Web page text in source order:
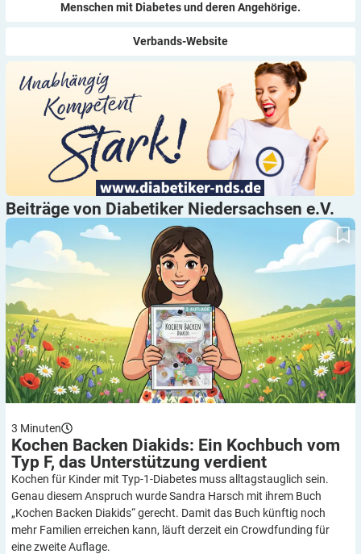
Menschen mit Diabetes und deren Angehörige.
Verbands-Website
Beiträge von Diabetiker Niedersachsen e.V.
Kochen Backen Diakids: Ein Kochbuch vom Typ F, das
Unterstützung verdient
3 Minuten
Kochen Backen Diakids: Ein Kochbuch vom
Typ F, das Unterstützung verdient
Kochen für Kinder mit Typ-1-Diabetes muss alltagstauglich sein.
Genau diesem Anspruch wurde Sandra Harsch mit ihrem Buch
„Kochen Backen Diakids“ gerecht. Damit das Buch künftig noch
mehr Familien erreichen kann, läuft derzeit ein Crowdfunding für
eine zweite Auflage.